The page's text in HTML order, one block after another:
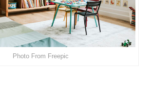
Photo From Freepic